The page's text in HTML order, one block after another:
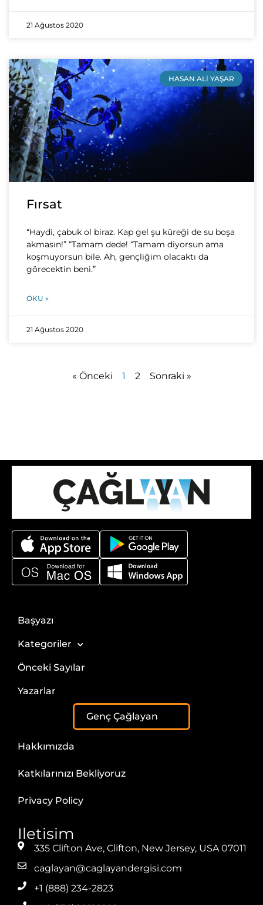
21 Ağustos 2020
HASAN ALI YAŞAR
Fırsat
“Haydi, çabuk ol biraz. Kap gel şu küreği de su boşa
akmasın!” “Tamam dede! “Tamam diyorsun ama
koşmuyorsun bile. Ah, gençliğim olacaktı da
görecektin beni.”
OKU »
21 Ağustos 2020
« Önceki 1 2 Sonraki »
Başyazı
Kategoriler
Önceki Sayılar
Yazarlar
Genç Çağlayan
Hakkımızda
Katkılarınızı Bekliyoruz
Privacy Policy
Iletisim
335 Clifton Ave, Clifton, New Jersey, USA 07011
caglayan@caglayandergisi.com
+1 (888) 234-2823